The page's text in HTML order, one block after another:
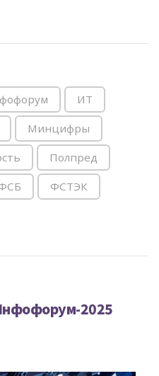
ИТ
Минцифры
Полпред
ФСТЭК
2025